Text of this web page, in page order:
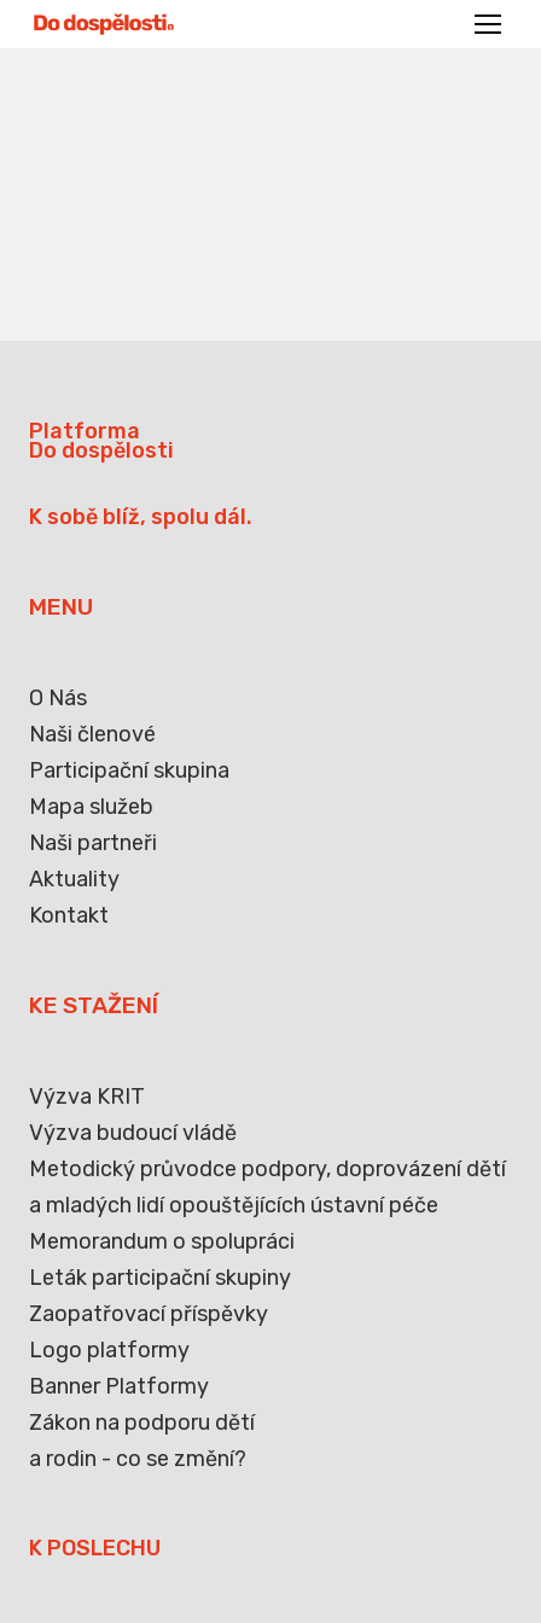
Menu
Platforma
Do dospělosti
K sobě blíž, spolu dál.
MENU
O Nás
Naši členové
Participační skupina
Mapa služeb
Naši partneři
Aktuality
Kontakt
KE STAŽENÍ
Výzva KRIT
Výzva budoucí vládě
Metodický průvodce podpory, doprovázení dětí
a mladých lidí opouštějících ústavní péče
Memorandum o spolupráci
Leták participační skupiny
Zaopatřovací příspěvky
Logo platformy
Banner Platformy
Zákon na podporu dětí
a rodin - co se změní?
K POSLECHU